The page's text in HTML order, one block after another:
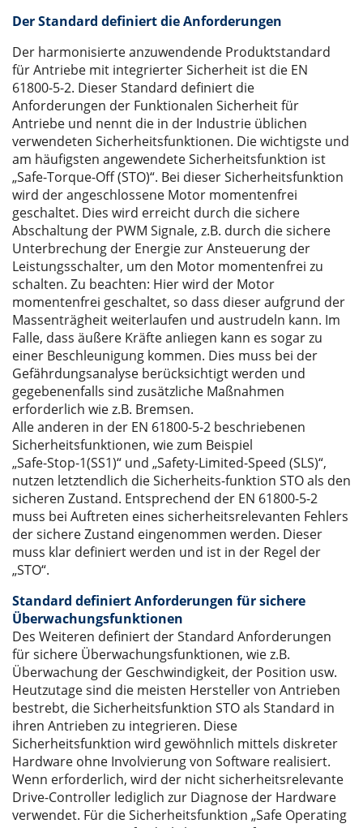
Der Standard definiert die Anforderungen
Der harmonisierte anzuwendende Produktstandard
für Antriebe mit integrierter Sicherheit ist die EN
61800-5-2. Dieser Standard definiert die
Anforderungen der Funktionalen Sicherheit für
Antriebe und nennt die in der Industrie üblichen
verwendeten Sicherheitsfunktionen. Die wichtigste und
am häufigsten angewendete Sicherheitsfunktion ist
„Safe-Torque-Off (STO)“. Bei dieser Sicherheitsfunktion
wird der angeschlossene Motor momentenfrei
geschaltet. Dies wird erreicht durch die sichere
Abschaltung der PWM Signale, z.B. durch die sichere
Unterbrechung der Energie zur Ansteuerung der
Leistungsschalter, um den Motor momentenfrei zu
schalten. Zu beachten: Hier wird der Motor
momentenfrei geschaltet, so dass dieser aufgrund der
Massenträgheit weiterlaufen und austrudeln kann. Im
Falle, dass äußere Kräfte anliegen kann es sogar zu
einer Beschleunigung kommen. Dies muss bei der
Gefährdungsanalyse berücksichtigt werden und
gegebenenfalls sind zusätzliche Maßnahmen
erforderlich wie z.B. Bremsen.
Alle anderen in der EN 61800-5-2 beschriebenen
Sicherheitsfunktionen, wie zum Beispiel
„Safe-Stop-1(SS1)“ und „Safety-Limited-Speed (SLS)“,
nutzen letztendlich die Sicherheits-funktion STO als den
sicheren Zustand. Entsprechend der EN 61800-5-2
muss bei Auftreten eines sicherheitsrelevanten Fehlers
der sichere Zustand eingenommen werden. Dieser
muss klar definiert werden und ist in der Regel der
„STO“.
Standard definiert Anforderungen für sichere
Überwachungsfunktionen
Des Weiteren definiert der Standard Anforderungen
für sichere Überwachungsfunktionen, wie z.B.
Überwachung der Geschwindigkeit, der Position usw.
Heutzutage sind die meisten Hersteller von Antrieben
bestrebt, die Sicherheitsfunktion STO als Standard in
ihren Antrieben zu integrieren. Diese
Sicherheitsfunktion wird gewöhnlich mittels diskreter
Hardware ohne Involvierung von Software realisiert.
Wenn erforderlich, wird der nicht sicherheitsrelevante
Drive-Controller lediglich zur Diagnose der Hardware
verwendet. Für die Sicherheitsfunktion „Safe Operating